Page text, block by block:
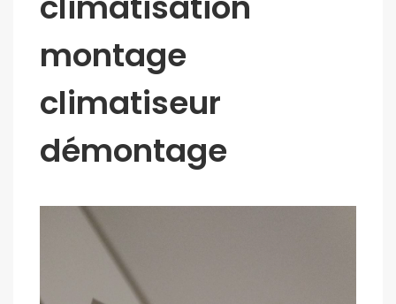
montage
climatiseur
démontage